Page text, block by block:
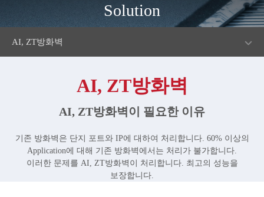
Solution
AI, ZT방화벽
AI, ZT방화벽
AI, ZT방화벽이 필요한 이유
기존 방화벽은 단지 포트와 IP에 대하여 처리합니다. 60% 이상의
Application에 대해 기존 방화벽에서는 처리가 불가합니다.
이러한 문제를 AI, ZT방화벽이 처리합니다. 최고의 성능을
보장합니다.